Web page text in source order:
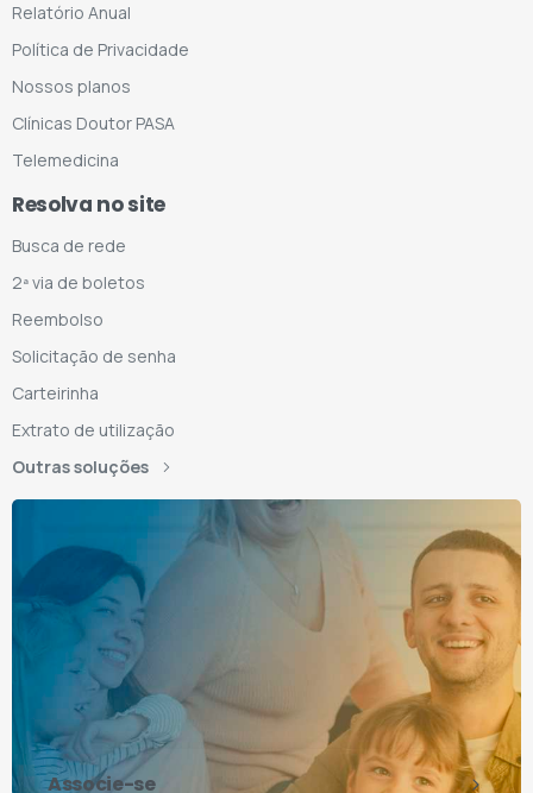
Relatório Anual
Política de Privacidade
Nossos planos
Clínicas Doutor PASA
Telemedicina
Resolva no site
Busca de rede
2ª via de boletos
Reembolso
Solicitação de senha
Carteirinha
Extrato de utilização
Outras soluções
Associe-se